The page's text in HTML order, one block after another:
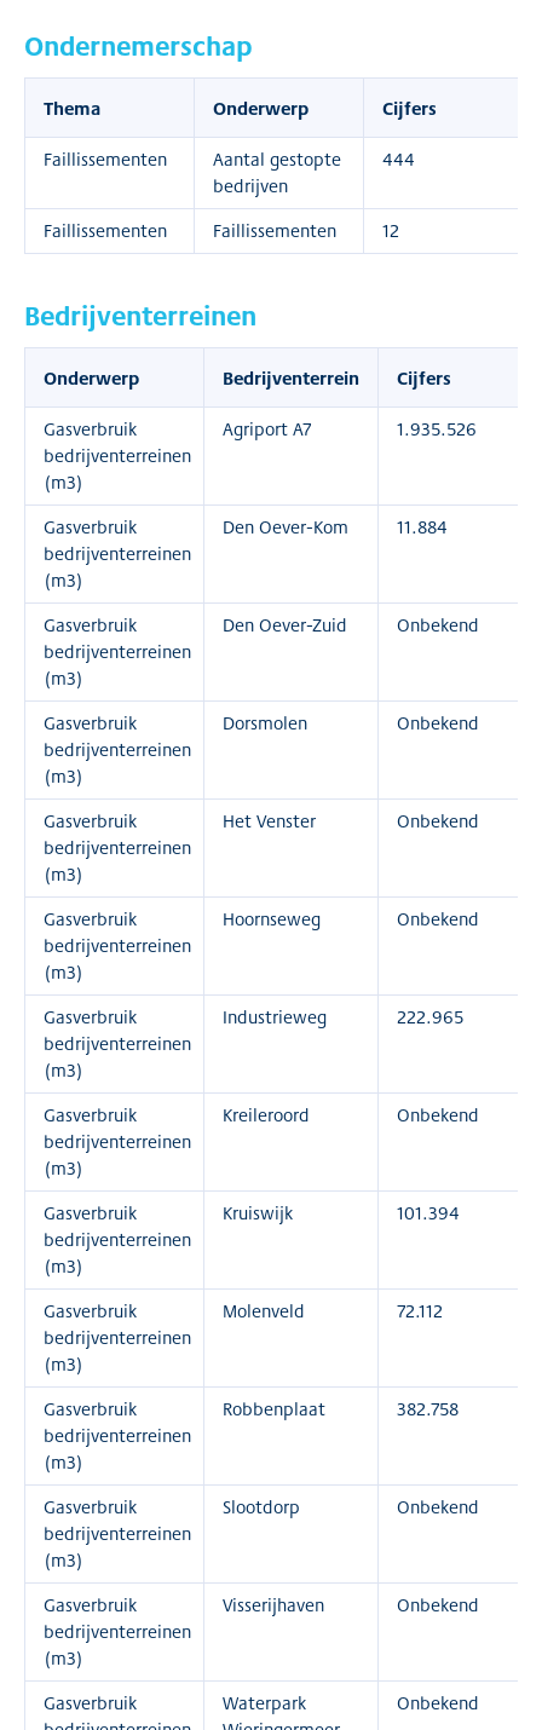
Ondernemerschap
Thema Onderwerp Cijfers
Faillissementen
Aantal gestopte
bedrijven
444
Faillissementen Faillissementen 12
Bedrijventerreinen
Onderwerp Bedrijventerrein Cijfers
Gasverbruik
bedrijventerreinen
(m3)
Agriport A7 1.935.526
Gasverbruik
bedrijventerreinen
(m3)
Den Oever-Kom 11.884
Gasverbruik
bedrijventerreinen
(m3)
Den Oever-Zuid Onbekend
Gasverbruik
bedrijventerreinen
(m3)
Dorsmolen Onbekend
Gasverbruik
bedrijventerreinen
(m3)
Het Venster Onbekend
Gasverbruik
bedrijventerreinen
(m3)
Hoornseweg Onbekend
Gasverbruik
bedrijventerreinen
(m3)
Industrieweg 222.965
Gasverbruik
bedrijventerreinen
(m3)
Kreileroord Onbekend
Gasverbruik
bedrijventerreinen
(m3)
Kruiswijk 101.394
Gasverbruik
bedrijventerreinen
(m3)
Molenveld 72.112
Gasverbruik
bedrijventerreinen
(m3)
Robbenplaat 382.758
Gasverbruik
bedrijventerreinen
(m3)
Slootdorp Onbekend
Gasverbruik
bedrijventerreinen
(m3)
Visserijhaven Onbekend
Gasverbruik
Waterpark
Onbekend